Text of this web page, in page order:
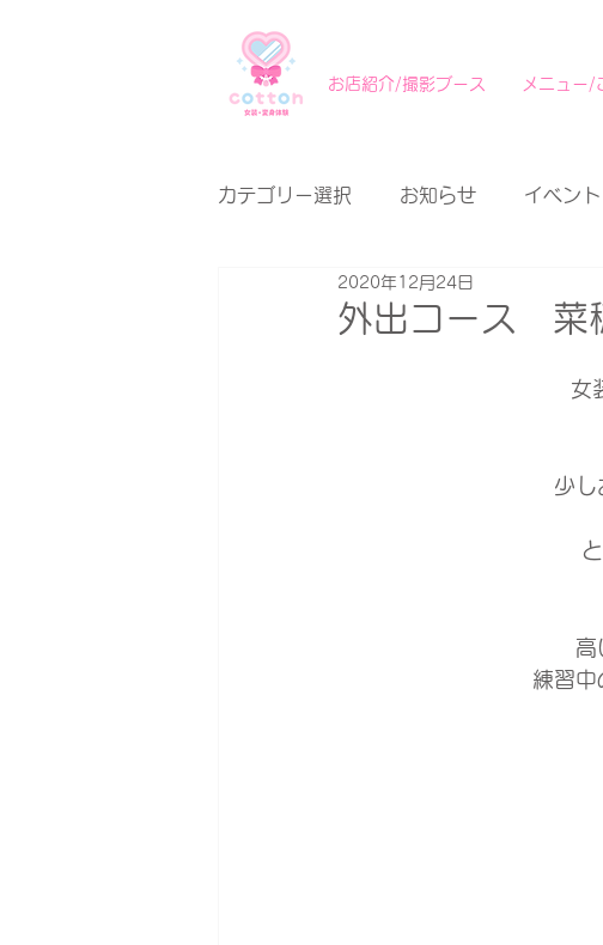
お店紹介/撮影ブース メニュー/
カテゴリー選択 お知らせ イベント
外出コース 菜
2020年12月24日
女
少し
高
練習中